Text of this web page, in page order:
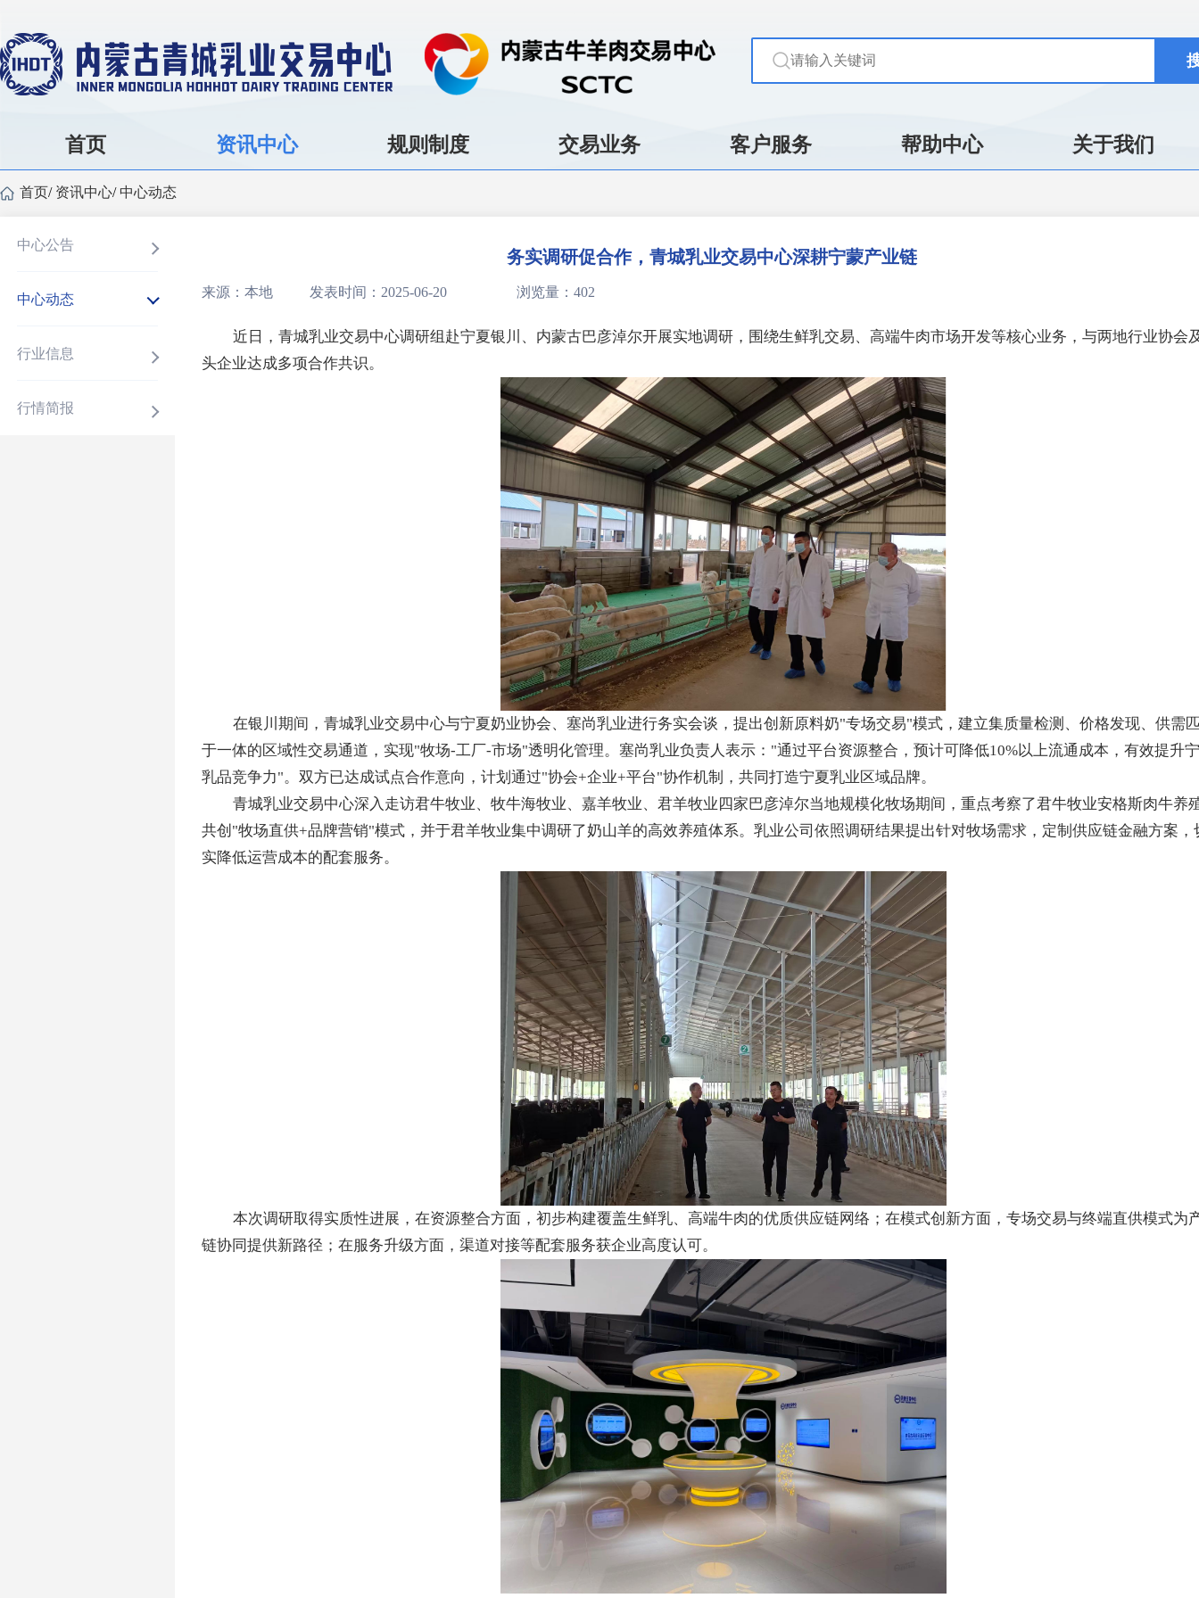
首页 资讯中心 规则制度 交易业务 客户服务 帮助中心 关于我们
首页/ 资讯中心/ 中心动态
中心公告
中心动态
行业信息
行情简报
务实调研促合作，青城乳业交易中心深耕宁蒙产业链
来源：本地 发表时间：2025-06-20 浏览量：402
近日，青城乳业交易中心调研组赴宁夏银川、内蒙古巴彦淖尔开展实地调研，围绕生鲜乳交易、高端牛肉市场开发等核心业务，与两地行业协会
头企业达成多项合作共识。
在银川期间，青城乳业交易中心与宁夏奶业协会、塞尚乳业进行务实会谈，提出创新原料奶"专场交易"模式，建立集质量检测、价格发现、供需
于一体的区域性交易通道，实现"牧场-工厂-市场"透明化管理。塞尚乳业负责人表示："通过平台资源整合，预计可降低10%以上流通成本，有效提升
乳品竞争力"。双方已达成试点合作意向，计划通过"协会+企业+平台"协作机制，共同打造宁夏乳业区域品牌。
青城乳业交易中心深入走访君牛牧业、牧牛海牧业、嘉羊牧业、君羊牧业四家巴彦淖尔当地规模化牧场期间，重点考察了君牛牧业安格斯肉牛养
共创 "牧场直供+品牌营销"模式，并于君羊牧业集中调研了奶山羊的高效养殖体系。乳业公司依照调研结果提出针对牧场需求，定制供应链金融方案，
实降低运营成本的配套服务。
本次调研取得实质性进展，在资源整合方面，初步构建覆盖生鲜乳、高端牛肉的优质供应链网络；在模式创新方面，专场交易与终端直供模式为
链协同提供新路径；在服务升级方面，渠道对接等配套服务获企业高度认可。